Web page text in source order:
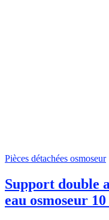
Pièces détachées osmoseur
Support double
eau osmoseur 10